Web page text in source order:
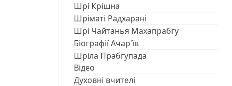
Шрі Крішна
Шріматі Радхарані
Шрі Чайтанья Махапрабгу
Біографії Ачар'їв
Шріла Прабгупада
Відео
Духовні вчителі